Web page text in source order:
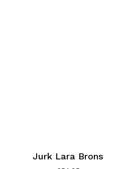
Jurk Lara Brons